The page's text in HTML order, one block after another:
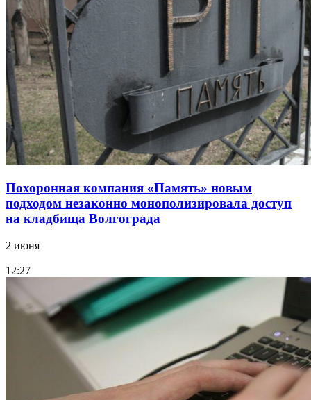
Похоронная компания «Память» новым
подходом незаконно монополизировала доступ
на кладбища Волгограда
2 июня
12:27